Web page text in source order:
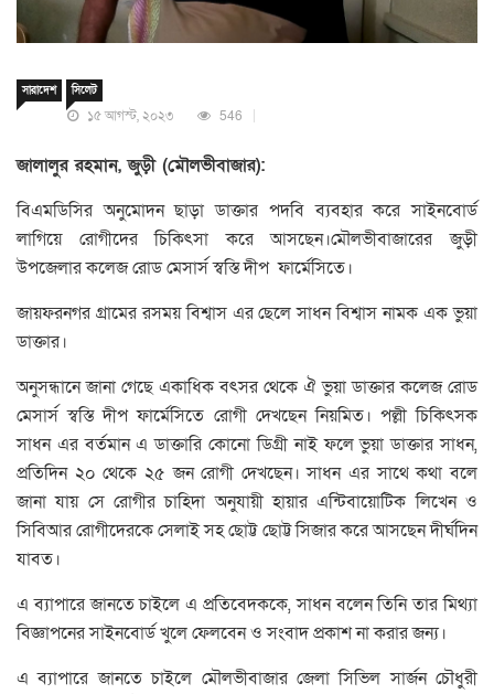
সারাদেশ সিলেট
১৫ আগস্ট, ২০২৩ 546
জালালুর রহমান, জুড়ী (মৌলভীবাজার):
বিএমডিসির অনুমোদন ছাড়া ডাক্তার পদবি ব্যবহার করে সাইনবোর্ড
লাগিয়ে রোগীদের চিকিৎসা করে আসছেন।মৌলভীবাজারের জুড়ী
উপজেলার কলেজ রোড মেসার্স স্বস্তি দীপ ফার্মেসিতে।
জায়ফরনগর গ্রামের রসময় বিশ্বাস এর ছেলে সাধন বিশ্বাস নামক এক ভুয়া
ডাক্তার।
অনুসন্ধানে জানা গেছে একাধিক বৎসর থেকে ঐ ভুয়া ডাক্তার কলেজ রোড
মেসার্স স্বস্তি দীপ ফার্মেসিতে রোগী দেখছেন নিয়মিত। পল্লী চিকিৎসক
সাধন এর বর্তমান এ ডাক্তারি কোনো ডিগ্রী নাই ফলে ভুয়া ডাক্তার সাধন,
প্রতিদিন ২০ থেকে ২৫ জন রোগী দেখছেন। সাধন এর সাথে কথা বলে
জানা যায় সে রোগীর চাহিদা অনুযায়ী হায়ার এন্টিবায়োটিক লিখেন ও
সিবিআর রোগীদেরকে সেলাই সহ ছোট্ট ছোট্ট সিজার করে আসছেন দীর্ঘদিন
যাবত।
এ ব্যাপারে জানতে চাইলে এ প্রতিবেদককে, সাধন বলেন তিনি তার মিথ্যা
বিজ্ঞাপনের সাইনবোর্ড খুলে ফেলবেন ও সংবাদ প্রকাশ না করার জন্য।
এ ব্যাপারে জানতে চাইলে মৌলভীবাজার জেলা সিভিল সার্জন চৌধুরী